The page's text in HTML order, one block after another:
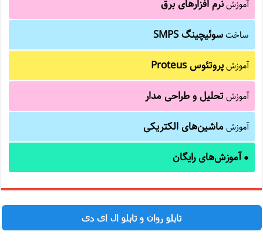
آموزشنرم افزارهای برق
ساختسوئیچینگ SMPS
آموزشپروتئوس Proteus
آموزشتحلیل و طراحی مدار
آموزشماشین‌های الکتریکی
● آموزش‌های رایگان
تابلو روان و تابلو ال ای دی